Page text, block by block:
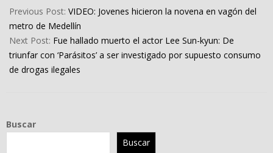
12-
26
Previous Post: VIDEO: Jovenes hicieron la novena en vagón del
metro de Medellín
Next Post: Fue hallado muerto el actor Lee Sun-kyun: De
triunfar con ‘Parásitos’ a ser investigado por supuesto consumo
de drogas ilegales
Buscar
Buscar